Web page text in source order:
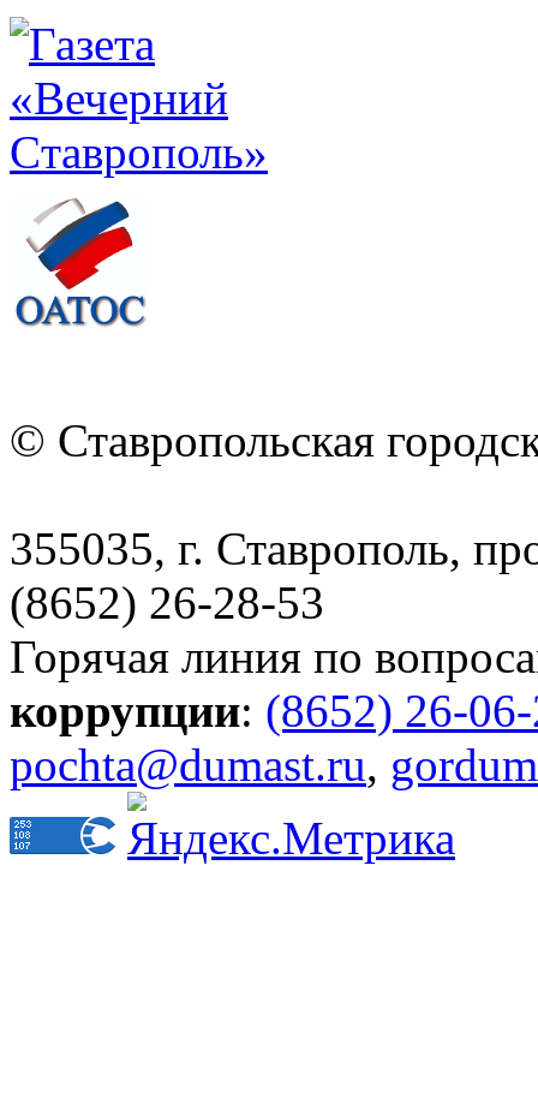
© Ставропольская
355035, г. Ставрополь,
(8652) 26-28-53
Горячая линия по
коррупции: (8652) 26-
pochta@dumast.ru,